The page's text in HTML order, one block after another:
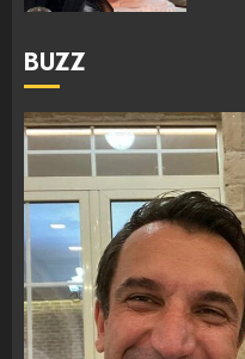
BUZZ